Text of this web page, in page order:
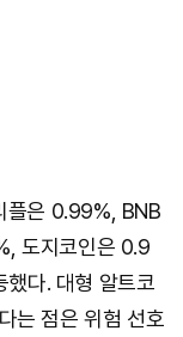
플은 0.99%, BNB
도지코인은 0.9
다. 대형 알트코
는 점은 위험 선호